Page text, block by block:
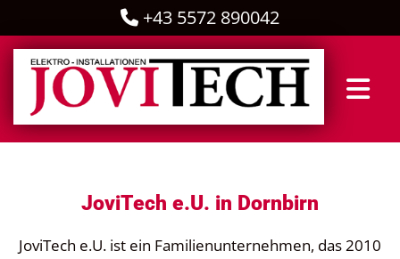
 +43 5572 890042
JoviTech e.U. in Dornbirn
JoviTech e.U. ist ein Familienunternehmen, das 2010